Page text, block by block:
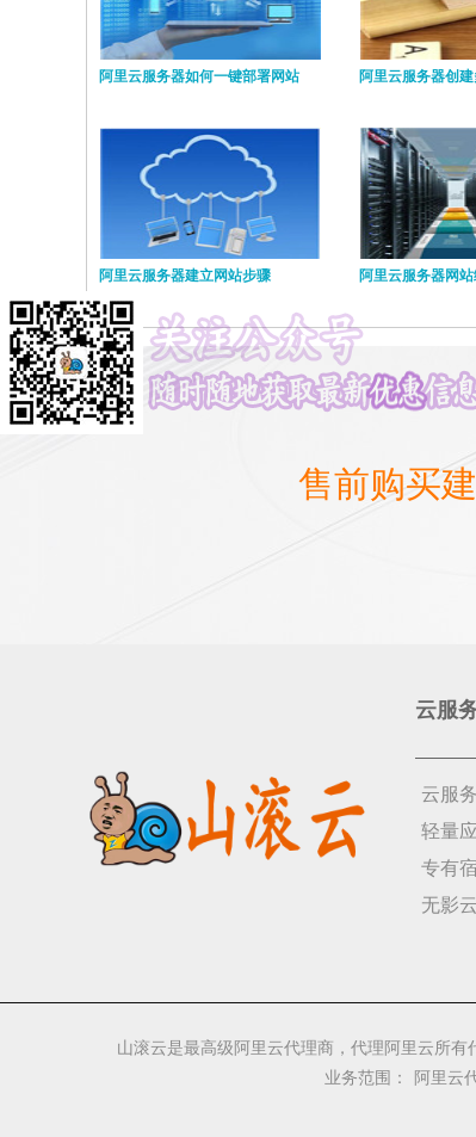
阿里云服务器如何一键部署网站 阿里云服务器创
阿里云服务器建立网站步骤 阿里云服务器网
售前购买
云服
云服
轻量
专有
无影
山滚云是最高级阿里云代理商，代理阿里云所
业务范围：
阿里云